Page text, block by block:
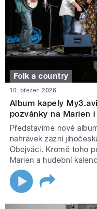
Folk a country
10. březen 2026
Album kapely
pozvánky na Marien
Představíme nové
nahrávek zazní
Obejváci. Kromě toho
Marien a hudební